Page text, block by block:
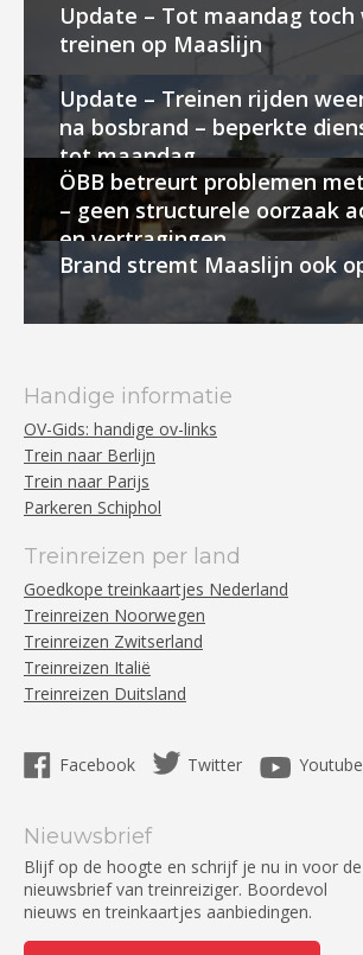
Update – Tot maandag toch
treinen op Maaslijn
Update – Treinen rijden
na bosbrand – beperkte
tot maandag
ÖBB betreurt problemen
– geen structurele oorzaak
en vertragingen
Brand stremt Maaslijn ook
Handige informatie
OV-Gids: handige ov-links
Trein naar Berlijn
Trein naar Parijs
Parkeren Schiphol
Treinreizen per land
Goedkope treinkaartjes Nederland
Treinreizen Noorwegen
Treinreizen Zwitserland
Treinreizen Italië
Treinreizen Duitsland
Facebook Twitter Youtube
Nieuwsbrief
Blijf op de hoogte en schrijf je nu in voor de
nieuwsbrief van treinreiziger. Boordevol
nieuws en treinkaartjes aanbiedingen.